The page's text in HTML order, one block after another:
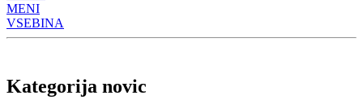
MENI
VSEBINA
Kategorija novic